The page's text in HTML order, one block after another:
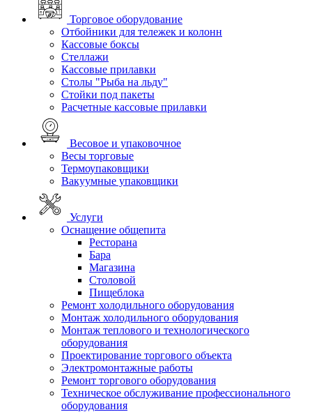
Торговое оборудование
Отбойники для тележек и колонн
Кассовые боксы
Стеллажи
Кассовые прилавки
Столы "Рыба на льду"
Стойки под пакеты
Расчетные кассовые прилавки
Весовое и упаковочное
Весы торговые
Термоупаковщики
Вакуумные упаковщики
Услуги
Оснащение общепита
Ресторана
Бара
Магазина
Столовой
Пищеблока
Ремонт холодильного оборудования
Монтаж холодильного оборудования
Монтаж теплового и технологического
оборудования
Проектирование торгового объекта
Электромонтажные работы
Ремонт торгового оборудования
Техническое обслуживание профессионального
оборудования